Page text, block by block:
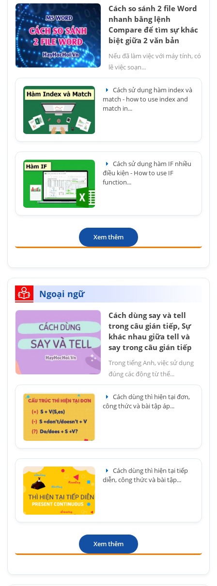
Cách so sánh 2 file Word
nhanh bằng lệnh
Compare để tìm sự khác
biệt giữa 2 văn bản
Nếu đã làm việc với máy tính, có
lẽ việc soạn...
Cách sử dụng hàm index và
match - how to use index and
match in...
Cách sử dụng hàm IF nhiều
điều kiện - How to use IF
function...
Xem thêm
Ngoại ngữ
Cách dùng say và tell
trong câu gián tiếp, Sự
khác nhau giữa tell và
say trong câu gián tiếp
Trong tiếng Anh, việc sử dụng
đúng các động từ thể...
Cách dùng thì hiện tại đơn,
công thức và bài tập áp...
Cách dùng thì hiện tại tiếp
diễn, công thức và bài tập...
Xem thêm